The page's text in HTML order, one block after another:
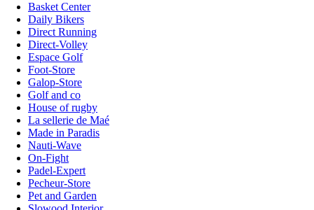
Basket Center
Daily Bikers
Direct Running
Direct-Volley
Espace Golf
Foot-Store
Galop-Store
Golf and co
House of rugby
La sellerie de Maé
Made in Paradis
Nauti-Wave
On-Fight
Padel-Expert
Pecheur-Store
Pet and Garden